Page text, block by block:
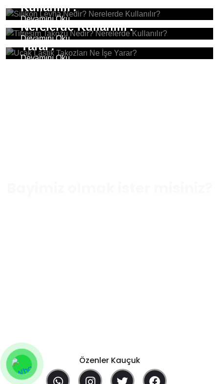
Kullanılır?
Devamını Oku
Titreşim Takozu Nedir?
Nerelerde Kullanılır?
Devamını Oku
Uçak Lastik Takozları Ne İşe
Yarar?
Devamını Oku
Özenler Kauçuk